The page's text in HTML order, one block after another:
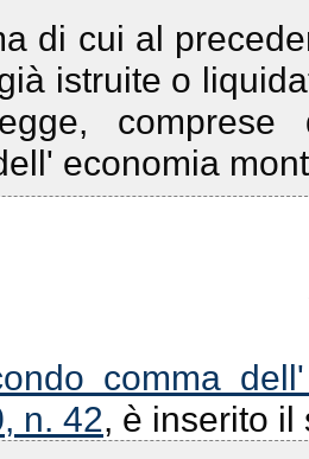
di cui al
istruite o
economia
comma
n. 42, è inserito il